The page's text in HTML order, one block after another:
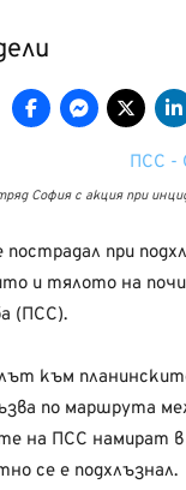
София с акция при
при
и тялото на
(ПСС).
към
по маршрута
на ПСС намират в
се е подхлъзнал.